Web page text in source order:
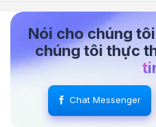
Nói cho chúng
chúng tôi thực
Chat Messenger